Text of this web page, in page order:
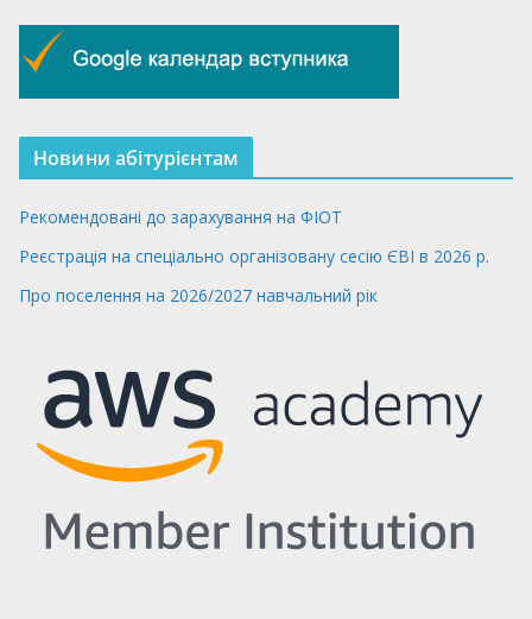
Новини абітурієнтам
Рекомендовані до зарахування на ФІОТ
Реєстрація на спеціально організовану сесію ЄВІ в 2026 р.
Про поселення на 2026/2027 навчальний рік